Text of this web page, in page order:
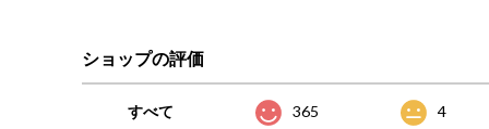
ショップの評価
すべて 365 4